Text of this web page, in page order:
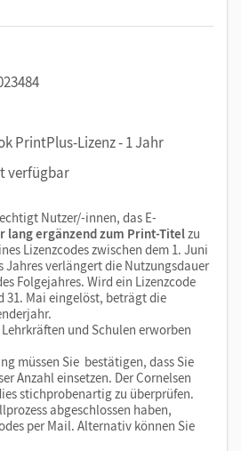
PrintPlus-Lizenz - 1 Jahr
verfügbar
Nutzer/-innen, das E-
lang ergänzend zum Print-Titelzu
Lizenzcodes zwischen dem 1. Juni
Jahres verlängert die Nutzungsdauer
Folgejahres. Wird ein Lizenzcode
31. Mai eingelöst, beträgt die
und Schulen erworben
müssen Sie bestätigen, dass Sie
Anzahl einsetzen. Der Cornelsen
stichprobenartig zu überprüfen.
abgeschlossen haben,
per Mail. Alternativ können Sie